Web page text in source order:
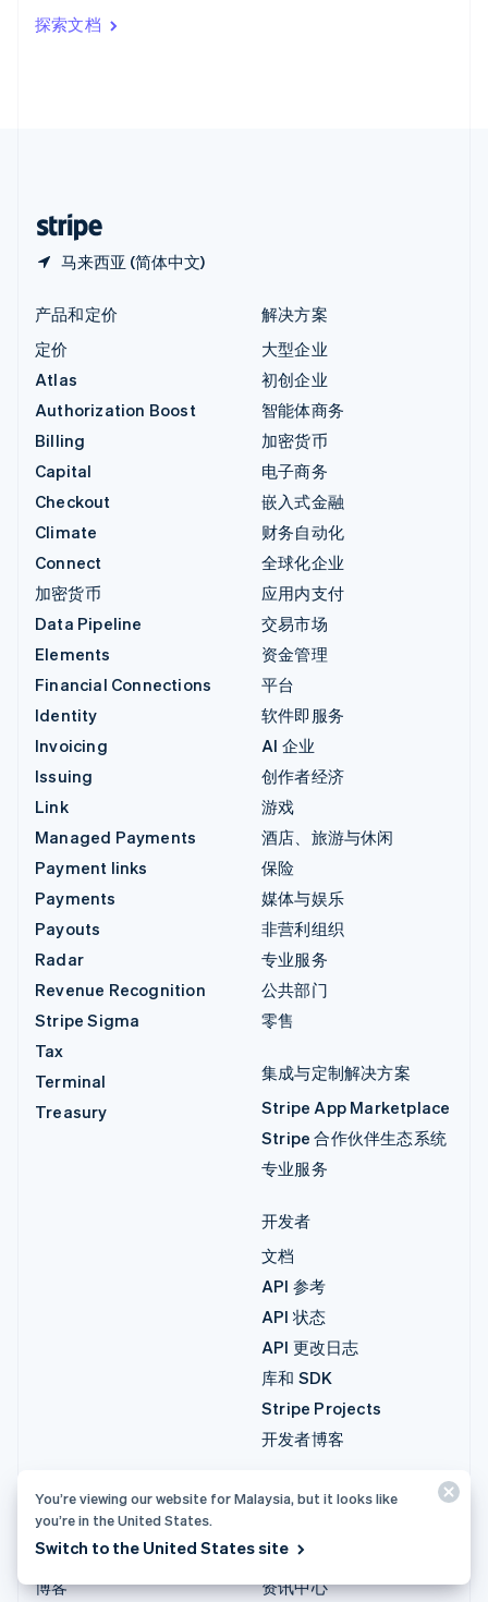
探索文档
马来西亚 (简体中文)
印度
English
产品和定价
定价
Atlas
Authorization Boost
Billing
Capital
Checkout
Climate
Connect
加密货币
Data Pipeline
Elements
Financial Connections
Identity
Invoicing
Issuing
Link
Managed Payments
Payment links
Payments
Payouts
Radar
Revenue Recognition
Stripe Sigma
Tax
Terminal
Treasury
解决方案
大型企业
初创企业
智能体商务
加密货币
电子商务
嵌入式金融
财务自动化
全球化企业
应用内支付
交易市场
资金管理
平台
软件即服务
AI 企业
创作者经济
游戏
酒店、旅游与休闲
保险
媒体与娱乐
非营利组织
专业服务
公共部门
零售
集成与定制解决方案
Stripe App Marketplace
Stripe 合作伙伴生态系统
专业服务
开发者
文档
API 参考
API 状态
API 更改日志
库和 SDK
Stripe Projects
开发者博客
资源
指南
客户案例
博客
公司
招聘
资讯中心
You’re viewing our website for Malaysia, but it looks like
you’re in the United States.
Switch to the United States site